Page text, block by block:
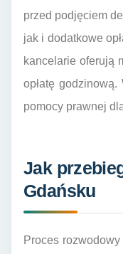
przed podjęciem
jak i dodatkowe
kancelarie oferują
opłatę
pomocy prawnej
Jak
Gdańsku
Proces